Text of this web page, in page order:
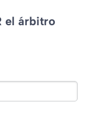
el árbitro